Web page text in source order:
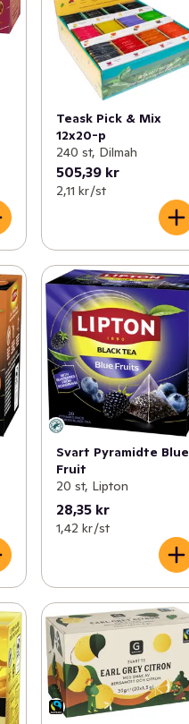
Teask Pick & Mix
12x20-p
240 st, Dilmah
505,39 kr
2,11 kr /st
Svart Pyramidte Blue
Fruit
20 st, Lipton
28,35 kr
1,42 kr /st